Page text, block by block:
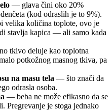
— glava čini oko 20%
(kod odraslih je to 9%).
velika količina toplote, ovo je
stavlja kapica — ali samo kada
tkivo deluje kao toplotna
potkožnog masnog tkiva, pa
na masu tela — što znači da
odrasla osoba.
— beba ne može efikasno da se
Pregrevanje je stoga jednako